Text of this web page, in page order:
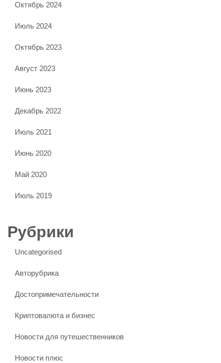
Октябрь 2024
Июль 2024
Октябрь 2023
Август 2023
Июнь 2023
Декабрь 2022
Июль 2021
Июнь 2020
Май 2020
Июль 2019
Рубрики
Uncategorised
Авторубрика
Достопримечательности
Криптовалюта и бизнес
Новости для путешественников
Новости плюс